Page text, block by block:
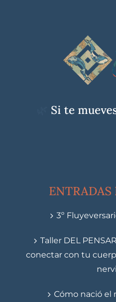
Si te
ENTRADAS
3º
Taller DEL
conectar con tu
Cómo nació el